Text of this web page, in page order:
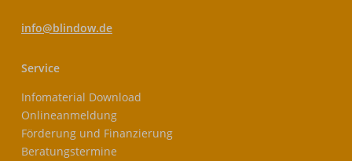
info@blindow.de
Service
Infomaterial Download
Onlineanmeldung
Förderung und Finanzierung
Beratungstermine